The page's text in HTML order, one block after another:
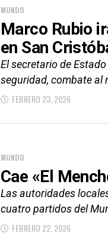
MUNDO
Marco Rubio
en San
El secretario de
seguridad, combate al
FEBRERO 23, 2026
MUNDO
Cae «El
Las autoridades
cuatro partidos del
FEBRERO 22, 2026